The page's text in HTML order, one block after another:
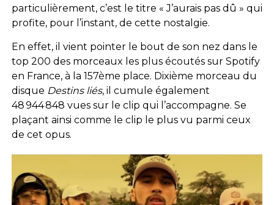
particulièrement, c’est le titre « J’aurais pas dû » qui
profite, pour l’instant, de cette nostalgie.
En effet, il vient pointer le bout de son nez dans le
top 200 des morceaux les plus écoutés sur Spotify
en France, à la 157ème place. Dixième morceau du
disque Destins liés, il cumule également
48 944 848 vues sur le clip qui l’accompagne. Se
plaçant ainsi comme le clip le plus vu parmi ceux
de cet opus.